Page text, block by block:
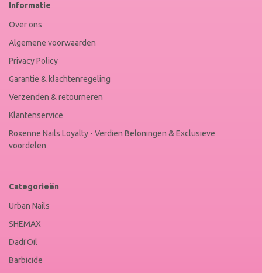
Informatie
Over ons
Algemene voorwaarden
Privacy Policy
Garantie & klachtenregeling
Verzenden & retourneren
Klantenservice
Roxenne Nails Loyalty - Verdien Beloningen & Exclusieve
voordelen
Categorieën
Urban Nails
SHEMAX
Dadi'Oil
Barbicide